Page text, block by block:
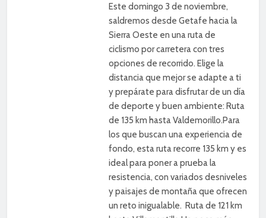
Este domingo 3 de noviembre,
saldremos desde Getafe hacia la
Sierra Oeste en una ruta de
ciclismo por carretera con tres
opciones de recorrido. Elige la
distancia que mejor se adapte a ti
y prepárate para disfrutar de un día
de deporte y buen ambiente: Ruta
de 135 km hasta Valdemorillo.Para
los que buscan una experiencia de
fondo, esta ruta recorre 135 km y es
ideal para poner a prueba la
resistencia, con variados desniveles
y paisajes de montaña que ofrecen
un reto inigualable. Ruta de 121 km